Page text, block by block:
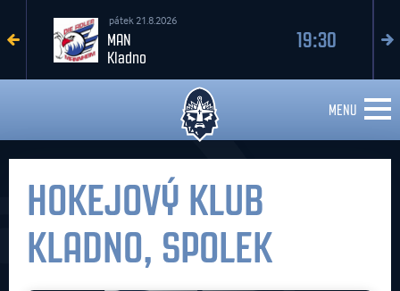
pátek 21.8.2026
MAN
Kladno
19:30
MENU
HOKEJOVÝ KLUB
KLADNO, SPOLEK